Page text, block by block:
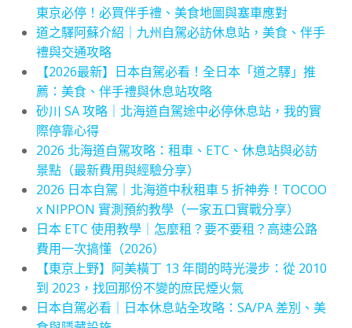
東京必停！必買伴手禮、美食地圖與塞車應對
道之驛阿蘇介紹｜九州自駕必訪休息站，美食、伴手
禮與交通攻略
【2026最新】日本自駕必看！全日本「道之驛」推
薦：美食、伴手禮與休息站攻略
砂川 SA 攻略｜北海道自駕途中必停休息站，我的實
際停靠心得
2026 北海道自駕攻略：租車、ETC、休息站與必訪
景點（最新費用與經驗分享）
2026 日本自駕｜北海道中秋租車 5 折神券！TOCOO
x NIPPON 實測預約教學（一家五口實戰分享）
日本 ETC 使用教學｜怎麼租？要不要租？高速公路
費用一次搞懂（2026）
【東京上野】阿美橫丁 13 年間的時光漫步：從 2010
到 2023，找回那份不變的庶民煙火氣
日本自駕必看｜日本休息站全攻略：SA/PA 差別、美